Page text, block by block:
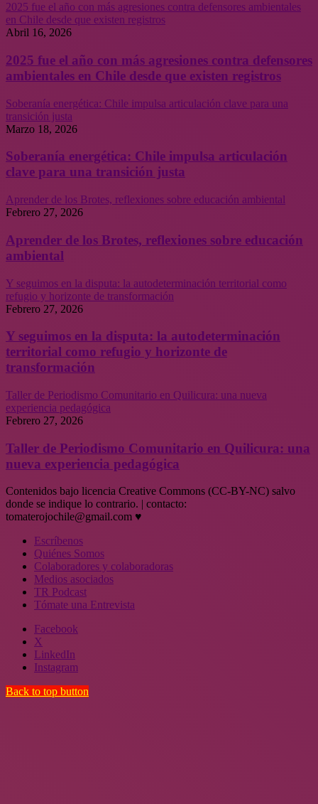
2025 fue el año con más agresiones contra defensores ambientales
en Chile desde que existen registros
Abril 16, 2026
2025 fue el año con más agresiones contra defensores
ambientales en Chile desde que existen registros
Soberanía energética: Chile impulsa articulación clave para una
transición justa
Marzo 18, 2026
Soberanía energética: Chile impulsa articulación
clave para una transición justa
Aprender de los Brotes, reflexiones sobre educación ambiental
Febrero 27, 2026
Aprender de los Brotes, reflexiones sobre educación
ambiental
Y seguimos en la disputa: la autodeterminación territorial como
refugio y horizonte de transformación
Febrero 27, 2026
Y seguimos en la disputa: la autodeterminación
territorial como refugio y horizonte de
transformación
Taller de Periodismo Comunitario en Quilicura: una nueva
experiencia pedagógica
Febrero 27, 2026
Taller de Periodismo Comunitario en Quilicura: una
nueva experiencia pedagógica
Contenidos bajo licencia Creative Commons (CC-BY-NC) salvo
donde se indique lo contrario. | contacto:
tomaterojochile@gmail.com ♥
Escríbenos
Quiénes Somos
Colaboradores y colaboradoras
Medios asociados
TR Podcast
Tómate una Entrevista
Facebook
X
LinkedIn
Instagram
Back to top button